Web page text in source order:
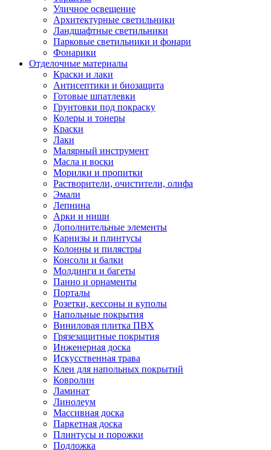
Уличное освещение
Архитектурные светильники
Ландшафтные светильники
Парковые светильники и фонари
Фонарики
Отделочные материалы
Краски и лаки
Антисептики и биозащита
Готовые шпатлевки
Грунтовки под покраску
Колеры и тонеры
Краски
Лаки
Малярный инструмент
Масла и воски
Морилки и пропитки
Растворители, очистители, олифа
Эмали
Лепнина
Арки и ниши
Дополнительные элементы
Карнизы и плинтусы
Колонны и пилястры
Консоли и балки
Молдинги и багеты
Панно и орнаменты
Порталы
Розетки, кессоны и куполы
Напольные покрытия
Виниловая плитка ПВХ
Грязезащитные покрытия
Инженерная доска
Искусственная трава
Клеи для напольных покрытий
Ковролин
Ламинат
Линолеум
Массивная доска
Паркетная доска
Плинтусы и порожки
Подложка